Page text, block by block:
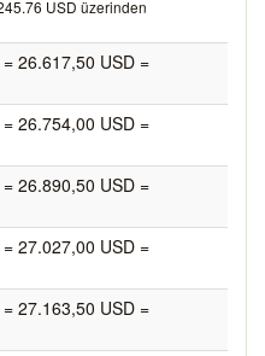
USD üzerinden
= 26.617,50 USD =
= 26.754,00 USD =
= 26.890,50 USD =
= 27.027,00 USD =
= 27.163,50 USD =